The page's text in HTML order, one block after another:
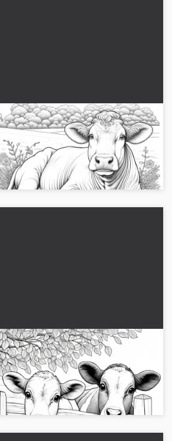
Koen ligger afslappet i græsset:
Malerskabelon til download
(Gratis)
Download nu den gratis maleblæk af den
afslappede ko i græsset!...
To voksne køer kigger
nysgerrigt over et træt hegn:
Malerblanket til download
(Gratis)
Mal de nysgerrige køer ved træhegnet.
Download nu den gratis maleblanket!...